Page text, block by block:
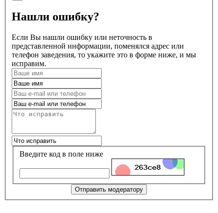
Нашли ошибку?
Если Вы нашли ошибку или неточность в
представленной информации, поменялся адрес или
телефон заведения, то укажите это в форме ниже, и мы
исправим.
Введите код в поле ниже
Отправить модератору